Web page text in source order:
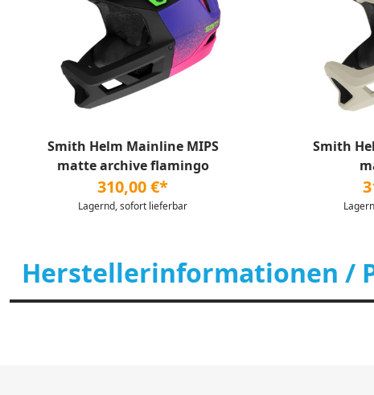
Smith Helm Mainline MIPS
matte archive flamingo
310,00 €*
Lagernd, sofort lieferbar
Smith
Herstellerinformationen /